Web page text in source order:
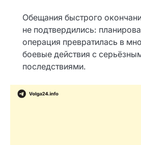
Обещания быстрого
не подтвердились:
операция превратилась в
боевые действия с
последствиями.